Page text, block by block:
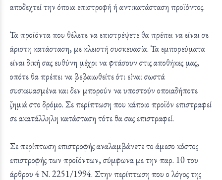
αποδεχτεί την όποια επιστροφή ή αντικατάσταση προϊόντος.
Τα προϊόντα που θέλετε να επιστρέψετε θα πρέπει να είναι σε
άριστη κατάσταση, με κλειστή συσκευασία. Τα εμπορεύματα
είναι δική σας ευθύνη μέχρι να φτάσουν στις αποθήκες μας,
οπότε θα πρέπει να βεβαιωθείτε ότι είναι σωστά
συσκευασμένα και δεν μπορούν να υποστούν οποιαδήποτε
ζημιά στο δρόμο. Σε περίπτωση που κάποιο προϊόν επιστραφεί
σε ακατάλληλη κατάσταση τότε θα σας επιστραφεί.
Σε περίπτωση επιστροφής αναλαμβάνετε το άμεσο κόστος
επιστροφής των προϊόντων, σύμφωνα με την παρ. 10 του
άρθρου 4 Ν. 2251/1994. Στην περίπτωση που ο λόγος της